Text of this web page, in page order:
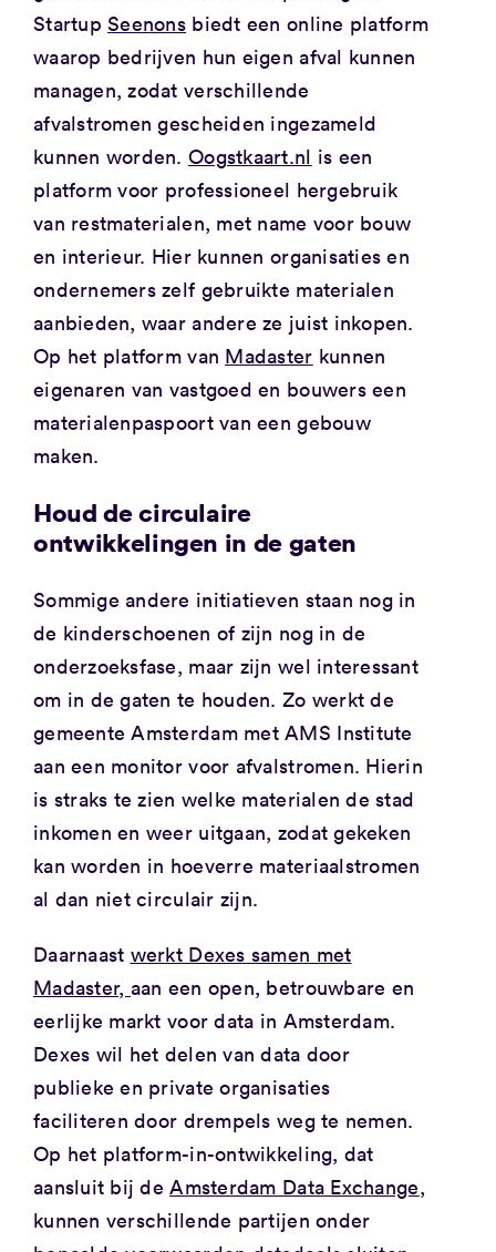
StartupSeenons biedt een online platform
waarop bedrijven hun eigen afval kunnen
managen, zodat verschillende
afvalstromen gescheiden ingezameld
kunnen worden.Oogstkaart.nl is een
platform voor professioneel hergebruik
van restmaterialen, met name voor bouw
en interieur. Hier kunnen organisaties en
ondernemers zelf gebruikte materialen
aanbieden, waar andere ze juist inkopen.
Op het platform van Madaster kunnen
eigenaren van vastgoed en bouwers een
materialenpaspoort van een gebouw
maken.
Houd de circulaire
ontwikkelingen in de gaten
Sommige andere initiatieven staan nog in
de kinderschoenen of zijn nog in de
onderzoeksfase, maar zijn wel interessant
om in de gaten te houden. Zo werkt de
gemeente Amsterdam met AMS Institute
aan een monitor voor afvalstromen. Hierin
is straks te zien welke materialen de stad
inkomen en weer uitgaan, zodat gekeken
kan worden in hoeverre materiaalstromen
al dan niet circulair zijn.
Daarnaast werkt Dexes samen met
Madaster, aan een open, betrouwbare en
eerlijke markt voor data in Amsterdam.
Dexes wil het delen van data door
publieke en private organisaties
faciliteren door drempels weg te nemen.
Op het platform-in-ontwikkeling, dat
aansluit bij deAmsterdam Data Exchange,
kunnen verschillende partijen onder